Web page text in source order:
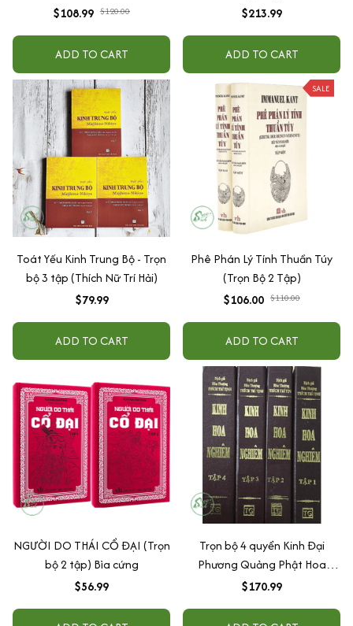
In Stock) Phiên Bản Mới +
Canslim Cho Người Mới Bắt
$108.99 $120.00
ADD TO CART
$213.99
ADD TO CART
Toát Yếu Kinh Trung Bộ - Trọn
bộ 3 tập (Thích Nữ Trí Hải)
$79.99
ADD TO CART
SALE
Phê Phán Lý Tính Thuần Túy
(Trọn Bộ 2 Tập)
$106.00 $110.00
ADD TO CART
NGƯỜI DO THÁI CỔ ĐẠI (Trọn
bộ 2 tập) Bìa cứng
$56.99
Trọn bộ 4 quyển Kinh Đại
Phương Quảng Phật Hoa
Nghiêm
$170.99